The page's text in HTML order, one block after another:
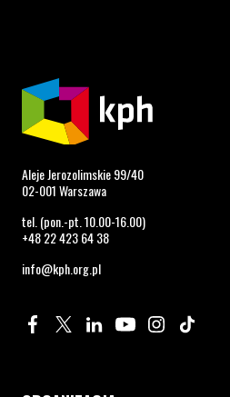
Aleje Jerozolimskie 99/40
02-001 Warszawa
tel. (pon.-pt. 10.00-16.00)
+48 22 423 64 38
info@kph.org.pl
Profil na Facebook. Strona
Profil na Twitter. Strona
Profil na LinkedIn.
Profil naProfil na